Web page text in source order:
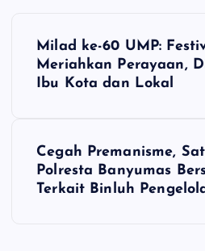
NMilad ke-60 UMP:
Meriahkan Perayaan,
Ibu Kota dan Lokal
Cegah Premanisme,
Polresta Banyumas
Terkait Binluh